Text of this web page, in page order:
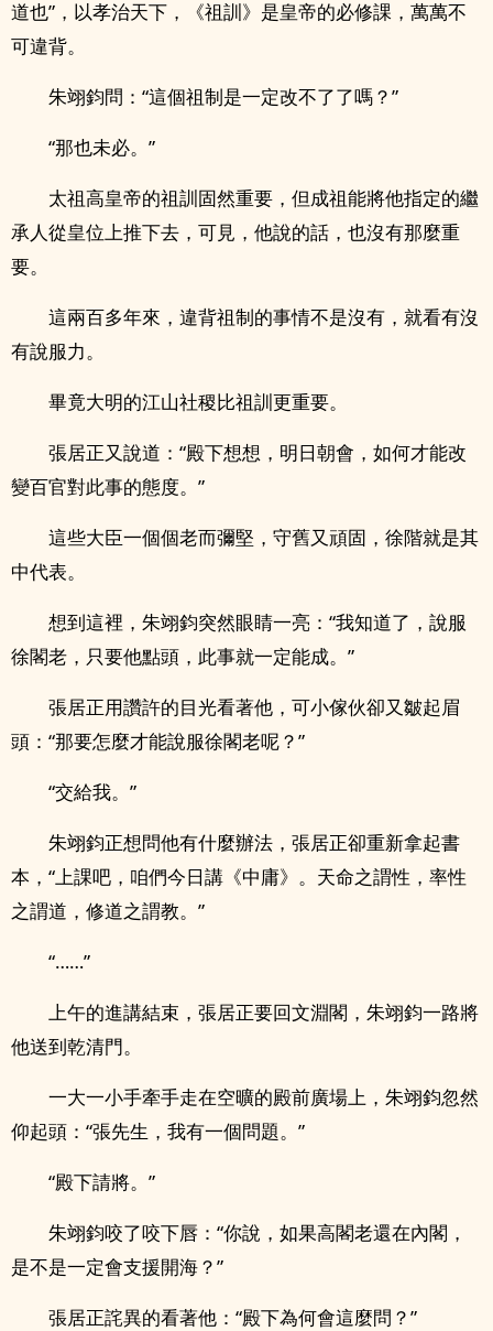
道也”，以孝治天下，《祖訓》是皇帝的必修課，萬萬不
可違背。
朱翊鈞問：“這個祖制是一定改不了了嗎？”
“那也未必。”
太祖高皇帝的祖訓固然重要，但成祖能將他指定的繼
承人從皇位上推下去，可見，他說的話，也沒有那麼重
要。
這兩百多年來，違背祖制的事情不是沒有，就看有沒
有說服力。
畢竟大明的江山社稷比祖訓更重要。
張居正又說道：“殿下想想，明日朝會，如何才能改
變百官對此事的態度。”
這些大臣一個個老而彌堅，守舊又頑固，徐階就是其
中代表。
想到這裡，朱翊鈞突然眼睛一亮：“我知道了，說服
徐閣老，只要他點頭，此事就一定能成。”
張居正用讚許的目光看著他，可小傢伙卻又皺起眉
頭：“那要怎麼才能說服徐閣老呢？”
“交給我。”
朱翊鈞正想問他有什麼辦法，張居正卻重新拿起書
本，“上課吧，咱們今日講《中庸》。天命之謂性，率性
之謂道，修道之謂教。”
“……”
上午的進講結束，張居正要回文淵閣，朱翊鈞一路將
他送到乾清門。
一大一小手牽手走在空曠的殿前廣場上，朱翊鈞忽然
仰起頭：“張先生，我有一個問題。”
“殿下請將。”
朱翊鈞咬了咬下唇：“你說，如果高閣老還在內閣，
是不是一定會支援開海？”
張居正詫異的看著他：“殿下為何會這麼問？”